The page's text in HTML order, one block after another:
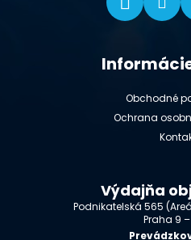
Obchodné
Ochrana
Výdajňa
Podnikatelská 565
Praha 9 –